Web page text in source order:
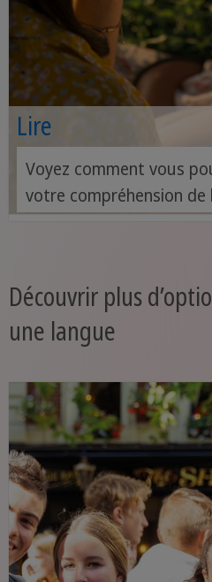
Lire
Voyez comment vous
votre compréhension de
francais.
Découvrir plus
une langue